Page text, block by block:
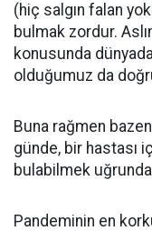
(hiç salgın falan
bulmak zordur.
konusunda
olduğumuz da
Buna rağmen
günde, bir hastası
bulabilmek
Pandeminin en